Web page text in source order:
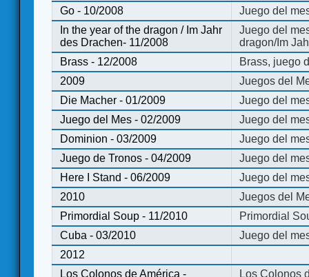
Go - 10/2008
Juego del
In the year of the dragon / Im Jahr
des Drachen- 11/2008
Juego del
dragon/Im
Brass - 12/2008
Brass, juego
2009
Juegos del
Die Macher - 01/2009
Juego del
Juego del Mes - 02/2009
Juego del
Dominion - 03/2009
Juego del
Juego de Tronos - 04/2009
Juego del
Here I Stand - 06/2009
Juego del
2010
Juegos del
Primordial Soup - 11/2010
Primordial
Cuba - 03/2010
Juego del
2012
Los Colonos de América -
Los Colonos